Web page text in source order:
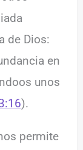
de Dios:
en
unos
).
permite